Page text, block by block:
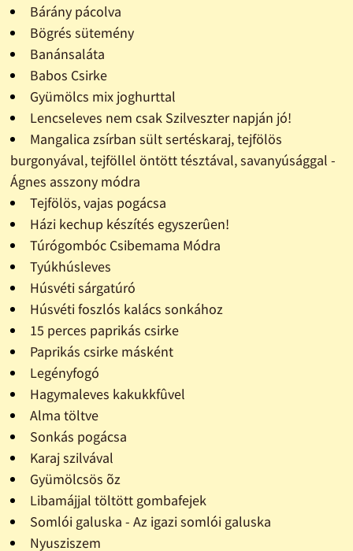
Bárány pácolva
Bögrés sütemény
Banánsaláta
Babos Csirke
Gyümölcs mix joghurttal
Lencseleves nem csak Szilveszter napján jó!
Mangalica zsírban sült sertéskaraj, tejfölös
burgonyával, tejföllel öntött tésztával, savanyúsággal -
Ágnes asszony módra
Tejfölös, vajas pogácsa
Házi kechup készítés egyszerûen!
Túrógombóc Csibemama Módra
Tyúkhúsleves
Húsvéti sárgatúró
Húsvéti foszlós kalács sonkához
15 perces paprikás csirke
Paprikás csirke másként
Legényfogó
Hagymaleves kakukkfûvel
Alma töltve
Sonkás pogácsa
Karaj szilvával
Gyümölcsös õz
Libamájjal töltött gombafejek
Somlói galuska - Az igazi somlói galuska
Nyusziszem